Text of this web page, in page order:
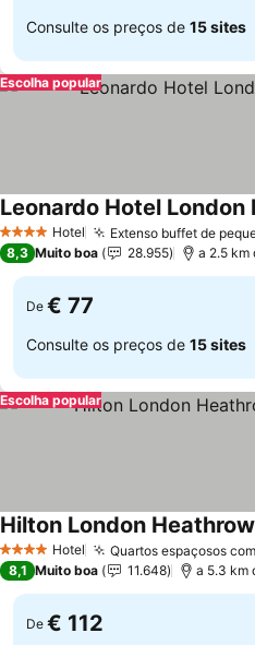
Consulte os preços de 15 sites
Escolha popular
4 EstrelasHotel Extenso buffet de
Leonardo Hotel
8,3 Muito boa 28.955 a 2.5 km
De € 77
Consulte os preços de 15 sites
Escolha popular
4 EstrelasHotel Quartos espaçosos
Hilton London
8,1 Muito boa 11.648 a 5.3 km
De € 112